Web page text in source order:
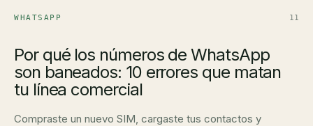
WHATSAPP 11
Por qué los números de WhatsApp
son baneados: 10 errores que matan
tu línea comercial
Compraste un nuevo SIM, cargaste tus contactos y